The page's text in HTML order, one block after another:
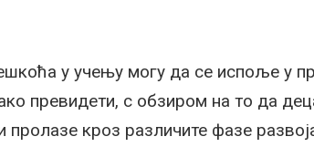
у учењу могу да се испоље у
превидети, с обзиром на то да
пролазе кроз различите фазе